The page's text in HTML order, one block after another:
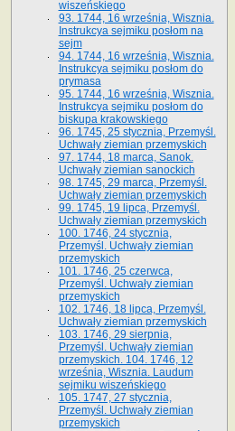
wiszeńskiego
93. 1744, 16 września, Wisznia.
Instrukcya sejmiku posłom na
sejm
94. 1744, 16 września, Wisznia.
Instrukcya sejmiku posłom do
prymasa
95. 1744, 16 września, Wisznia.
Instrukcya sejmiku posłom do
biskupa krakowskiego
96. 1745, 25 stycznia, Przemyśl.
Uchwały ziemian przemyskich
97. 1744, 18 marca, Sanok.
Uchwały ziemian sanockich
98. 1745, 29 marca, Przemyśl.
Uchwały ziemian przemyskich
99. 1745, 19 lipca, Przemyśl.
Uchwały ziemian przemyskich
100. 1746, 24 stycznia,
Przemyśl. Uchwały ziemian
przemyskich
101. 1746, 25 czerwca,
Przemyśl. Uchwały ziemian
przemyskich
102. 1746, 18 lipca, Przemyśl.
Uchwały ziemian przemyskich
103. 1746, 29 sierpnia,
Przemyśl. Uchwały ziemian
przemyskich. 104. 1746, 12
września, Wisznia. Laudum
sejmiku wiszeńskiego
105. 1747, 27 stycznia,
Przemyśl. Uchwały ziemian
przemyskich